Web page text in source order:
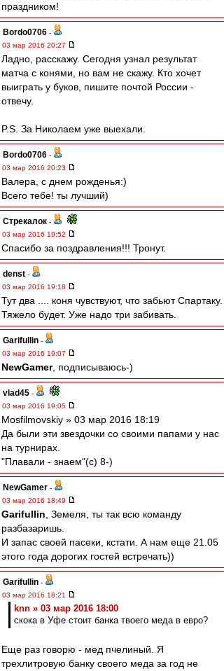
праздником!
Bordo0706 -
03 мар 2016 20:27
Ладно, расскажу. Сегодня узнал результат
матча с конями, но вам не скажу. Кто хочет
выиграть у буков, пишите почтой России -
отвечу.
P.S. За Николаем уже выехали.
Bordo0706 -
03 мар 2016 20:23
Валера, с днем рожденья:)
Всего тебе! ты лучший)
Стрекалок -
03 мар 2016 19:52
Спасибо за поздравления!!! Тронут.
denst -
03 мар 2016 19:18
Тут два .... коня чувствуют, что забьют Спартаку.
Тяжело будет. Уже надо три забивать.
Garifullin -
03 мар 2016 19:07
NewGamer, подписываюсь-)
vlad45 -
03 мар 2016 19:05
Mosfilmovskiy » 03 мар 2016 18:19
Да были эти звездочки со своими папами у нас
на турнирах.
"Плавали - знаем"(с) 8-)
NewGamer -
03 мар 2016 18:49
Garifullin , Земеля, ты так всю команду
разбазаришь.
И запас своей пасеки, кстати. А нам еще 21.05
этого года дорогих гостей встречать))
Garifullin -
03 мар 2016 18:21
knn » 03 мар 2016 18:00
скока в Уфе стоит банка твоего меда в евро?
Еще раз говорю - мед пчелиный. Я
трехлитровую банку своего меда за год не